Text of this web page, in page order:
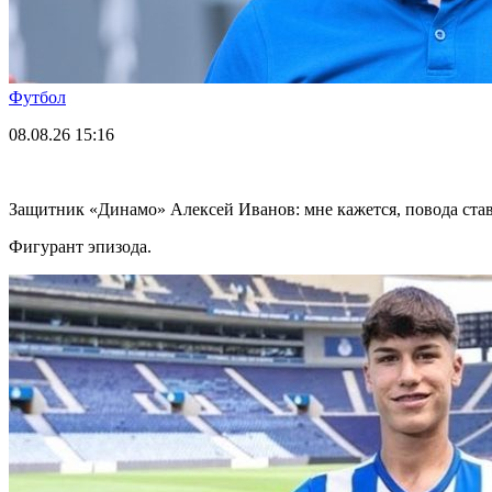
Футбол
08.08.26 15:16
Защитник «Динамо» Алексей Иванов: мне кажется, повода
Фигурант эпизода.